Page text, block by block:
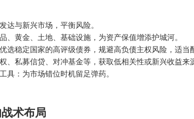
达与新兴市场，平衡风险。
、黄金、土地、基础设施，为资产保值增添护城河。
选稳定国家的高评级债券，规避高负债主权风险，适当
、私募信贷、对冲基金等，获取低相关性或新兴收益来
具：为市场错位时机留足弹药。
术布局